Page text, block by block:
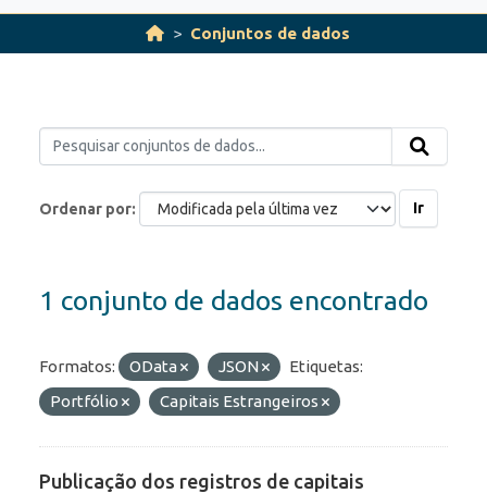
Conjuntos de dados
Ordenar por Ir
1 conjunto de dados encontrado
Formatos: OData JSON
Etiquetas:
Portfólio
Capitais Estrangeiros
Publicação dos registros de capitais